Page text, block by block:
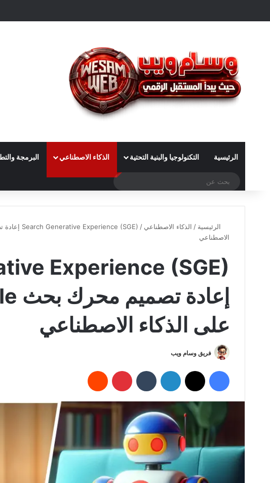
الرئيسية التكنولوجيا والبنية التحتية الذكاء الاصطناعي البرمجة
بحث
الرئيسية / الذكاء الاصطناعي /
الاصطناعي
Experience (SGE)
على الذكاء الاصطناعي
فريق وسام ويب
فيسبوك لينكدإن بينتيريست